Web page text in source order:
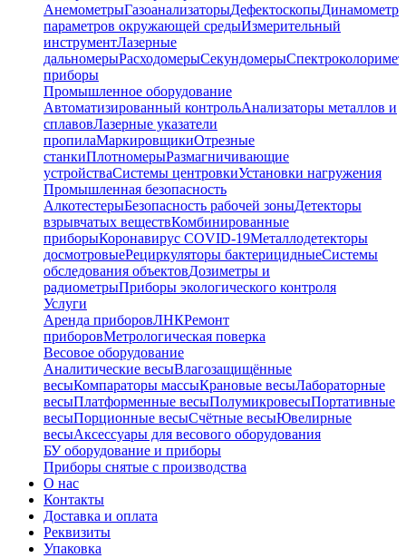
АнемометрыГазоанализаторыДефектоскопы
параметров окружающей средыИзмерительный
инструментЛазерные
дальномерыРасходомерыСекундомеры
приборы
Промышленное оборудование
Автоматизированный контрольАнализаторы металлов и
сплавовЛазерные указатели
пропилаМаркировщикиОтрезные
станкиПлотномерыРазмагничивающие
устройстваСистемы центровкиУстановки нагружения
Промышленная безопасность
АлкотестерыБезопасность рабочей зоныДетекторы
взрывчатых веществКомбинированные
приборыКоронавирус COVID-19Металлодетекторы
досмотровыеРециркуляторы бактерицидныеСистемы
обследования объектовДозиметры и
радиометрыПриборы экологического контроля
Услуги
Аренда приборовЛНКРемонт
приборовМетрологическая поверка
Весовое оборудование
Аналитические весыВлагозащищённые
весыКомпараторы массыКрановые весыЛабораторные
весыПлатформенные весыПолумикровесыПортативные
весыПорционные весыСчётные весыЮвелирные
весыАксессуары для весового оборудования
БУ оборудование и приборы
Приборы снятые с производства
О нас
Контакты
Доставка и оплата
Реквизиты
Упаковка